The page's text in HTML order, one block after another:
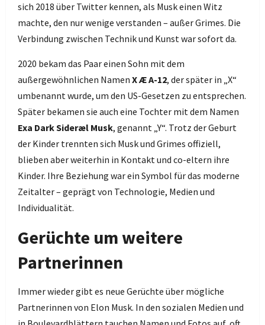
sich 2018 über Twitter kennen, als Musk einen Witz
machte, den nur wenige verstanden – außer Grimes. Die
Verbindung zwischen Technik und Kunst war sofort da.
2020 bekam das Paar einen Sohn mit dem
außergewöhnlichen Namen X Æ A-12, der später in „X“
umbenannt wurde, um den US-Gesetzen zu entsprechen.
Später bekamen sie auch eine Tochter mit dem Namen
Exa Dark Sideræl Musk, genannt „Y“. Trotz der Geburt
der Kinder trennten sich Musk und Grimes offiziell,
blieben aber weiterhin in Kontakt und co-eltern ihre
Kinder. Ihre Beziehung war ein Symbol für das moderne
Zeitalter – geprägt von Technologie, Medien und
Individualität.
Gerüchte um weitere
Partnerinnen
Immer wieder gibt es neue Gerüchte über mögliche
Partnerinnen von Elon Musk. In den sozialen Medien und